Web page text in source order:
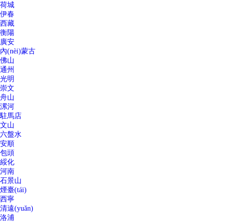
荷城
伊春
西藏
衡陽
廣安
內(nèi)蒙古
佛山
通州
光明
崇文
舟山
漯河
駐馬店
文山
六盤水
安順
包頭
綏化
河南
石景山
煙臺(tái)
西寧
清遠(yuǎn)
洛浦